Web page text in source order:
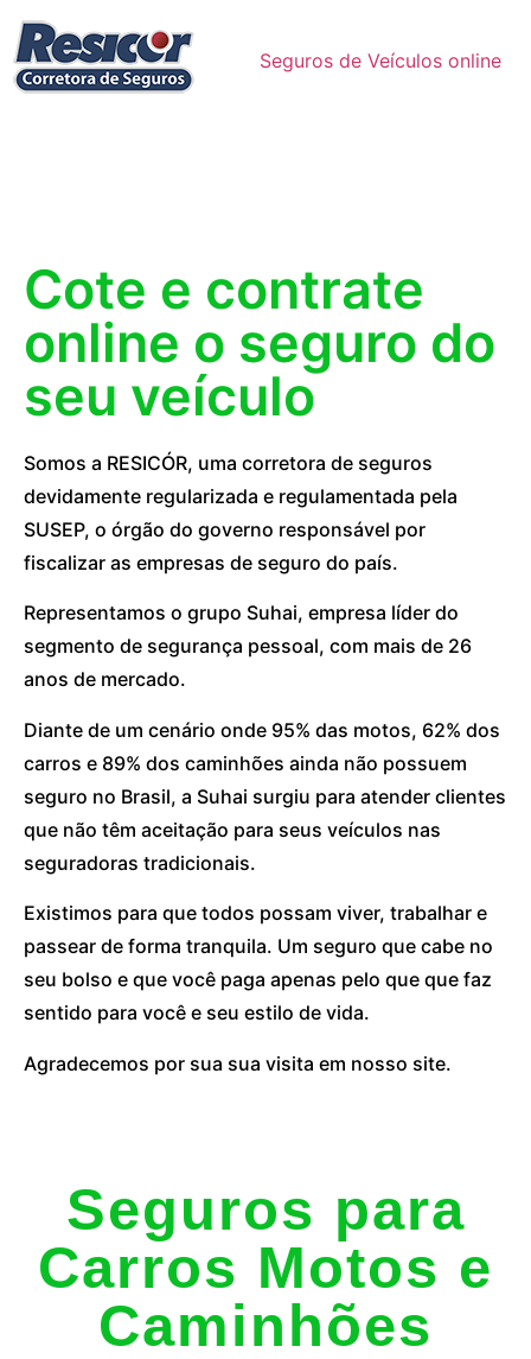
Seguros de Veículos online
Cote e contrate
online o seguro do
seu veículo
Somos a RESICÓR, uma corretora de seguros
devidamente regularizada e regulamentada pela
SUSEP, o órgão do governo responsável por
fiscalizar as empresas de seguro do país.
Representamos o grupo Suhai, empresa líder do
segmento de segurança pessoal, com mais de 26
anos de mercado.
Diante de um cenário onde 95% das motos, 62% dos
carros e 89% dos caminhões ainda não possuem
seguro no Brasil, a Suhai surgiu para atender clientes
que não têm aceitação para seus veículos nas
seguradoras tradicionais.
Existimos para que todos possam viver, trabalhar e
passear de forma tranquila. Um seguro que cabe no
seu bolso e que você paga apenas pelo que que faz
sentido para você e seu estilo de vida.
Agradecemos por sua sua visita em nosso site.
Seguros para
Carros Motos e
Caminhões